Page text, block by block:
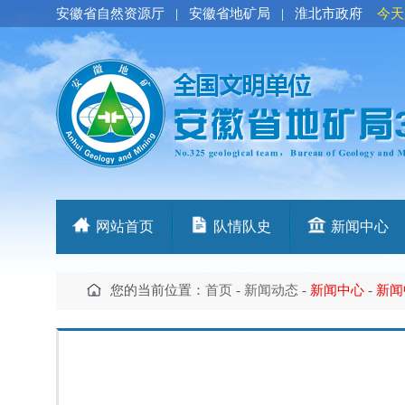
安徽省自然资源厅 | 安徽省地矿局 | 淮北市政府 今
网站首页 队情队史 新闻中心
您的当前位置： 首页 - 新闻动态 - 新闻中心 - 新